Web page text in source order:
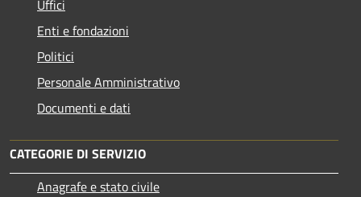
Uffici
Enti e fondazioni
Politici
Personale Amministrativo
Documenti e dati
CATEGORIE DI SERVIZIO
Anagrafe e stato civile